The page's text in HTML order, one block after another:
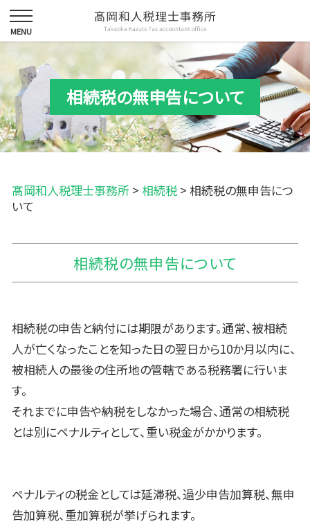
相続税の無申告について
髙岡和人税理士事務所 > 相続税 > 相続税の無申告につ
いて
相続税の無申告について
相続税の申告と納付には期限があります。通常、被相続
人が亡くなったことを知った日の翌日から10か月以内に、
被相続人の最後の住所地の管轄である税務署に行いま
す。
それまでに申告や納税をしなかった場合、通常の相続税
とは別にペナルティとして、重い税金がかかります。
ペナルティの税金としては延滞税、過少申告加算税、無申
告加算税、重加算税が挙げられます。